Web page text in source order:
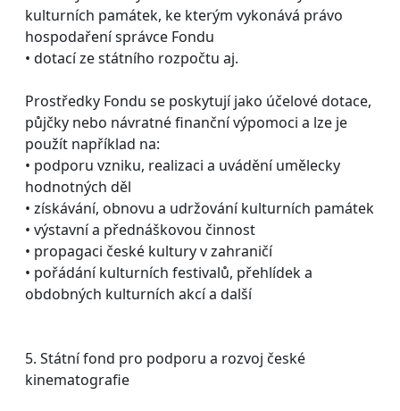
kulturních památek, ke kterým vykonává právo
hospodaření správce Fondu
• dotací ze státního rozpočtu aj.
Prostředky Fondu se poskytují jako účelové dotace,
půjčky nebo návratné finanční výpomoci a lze je
použít například na:
• podporu vzniku, realizaci a uvádění umělecky
hodnotných děl
• získávání, obnovu a udržování kulturních památek
• výstavní a přednáškovou činnost
• propagaci české kultury v zahraničí
• pořádání kulturních festivalů, přehlídek a
obdobných kulturních akcí a další
5. Státní fond pro podporu a rozvoj české
kinematografie